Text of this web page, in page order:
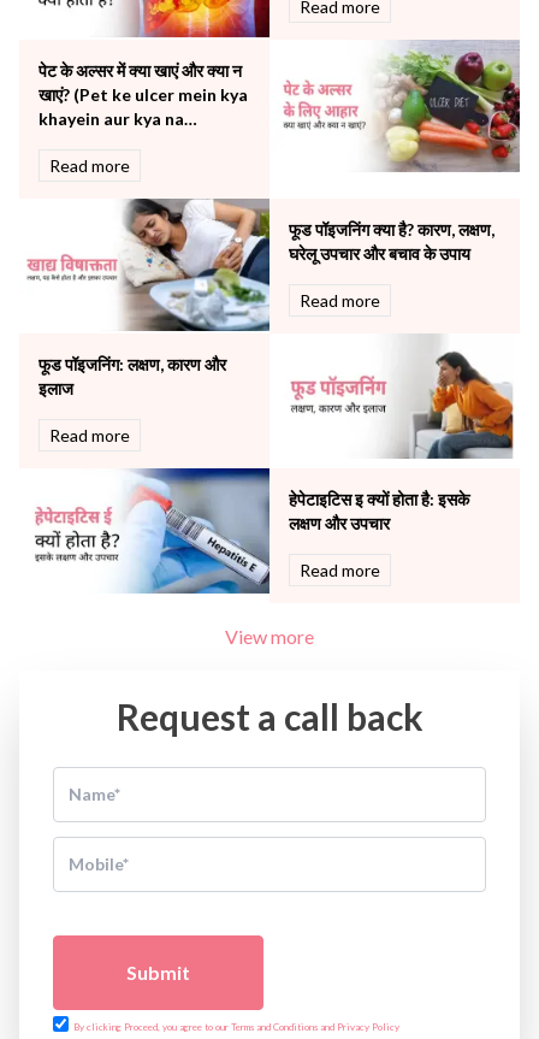
Obstetrics
Orthopaedics
Other Services
Pulmonology
Rheumatology
Robotic Precision
Surgery
The Breast Centre
The Oncology Centre
Urology
Water Birthing
Women Wellness
Read more
पेट के अल्सर में क्या खाएं और क्या न
खाएं? (Pet ke ulcer mein kya
khayein aur kya na
Read more
फूड पॉइजनिंग क्या है? कारण, लक्षण,
घरेलू उपचार और बचाव के उपाय
Read more
फूड पॉइजनिंग: लक्षण, कारण और
इलाज
Read more
हेपेटाइटिस इ क्यों होता है: इसके
लक्षण और उपचार
Read more
View more
Request a call back
Submit
By clicking Proceed, you agree to our Terms and Conditions and Privacy Policy